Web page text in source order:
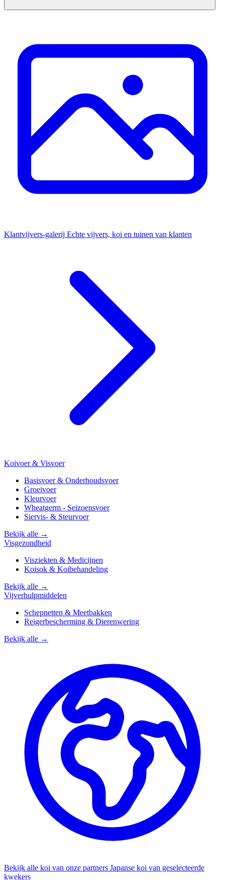
Klantvijvers-galerij Echte vijvers, koi en tuinen van klanten
Koivoer & Visvoer
Basisvoer & Onderhoudsvoer
Groeivoer
Kleurvoer
Wheatgerm - Seizoensvoer
Siervis- & Steurvoer
Bekijk alle →
Visgezondheid
Visziekten & Medicijnen
Koisok & Koibehandeling
Bekijk alle →
Vijverhulpmiddelen
Schepnetten & Meetbakken
Reigerbescherming & Dierenwering
Bekijk alle →
Bekijk alle koi van onze partners Japanse koi van geselecteerde
kwekers